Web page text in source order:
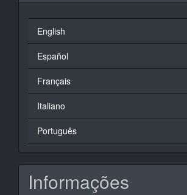
English
Español
Français
Italiano
Português
Informações